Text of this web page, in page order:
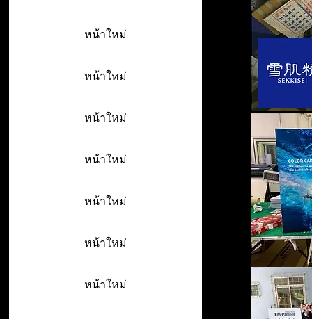
หน้าใหม่
หน้าใหม่
หน้าใหม่
หน้าใหม่
หน้าใหม่
หน้าใหม่
หน้าใหม่